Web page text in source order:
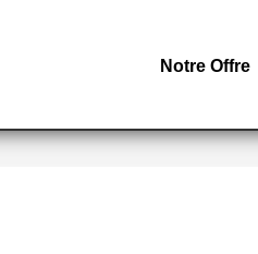
Notre Offre